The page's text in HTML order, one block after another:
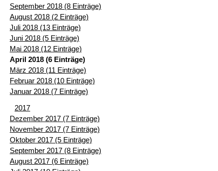
September 2018 (8 Einträge)
August 2018 (2 Einträge)
Juli 2018 (13 Einträge)
Juni 2018 (5 Einträge)
Mai 2018 (12 Einträge)
April 2018 (6 Einträge)
März 2018 (11 Einträge)
Februar 2018 (10 Einträge)
Januar 2018 (7 Einträge)
2017
Dezember 2017 (7 Einträge)
November 2017 (7 Einträge)
Oktober 2017 (5 Einträge)
September 2017 (8 Einträge)
August 2017 (6 Einträge)